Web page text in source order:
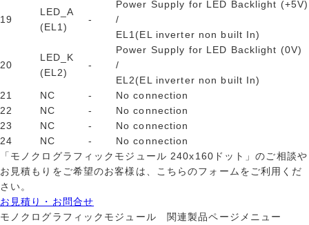
19
LED_A
(EL1)
-
Power Supply for LED Backlight (+5V)
/
EL1(EL inverter non built In)
20
LED_K
(EL2)
-
Power Supply for LED Backlight (0V)
/
EL2(EL inverter non built In)
21
NC -
No connection
22
NC -
No connection
23
NC -
No connection
24
NC -
No connection
「モノクログラフィックモジュール 240x160ドット」のご相談や
お見積もりをご希望のお客様は、こちらのフォームをご利用くだ
さい。
お見積り・お問合せ
モノクログラフィックモジュール 関連製品ページメニュー